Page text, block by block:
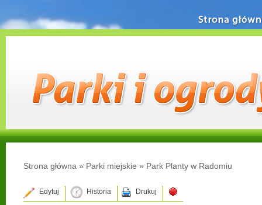
Strona główna » Parki miejskie » Park Planty w Radomiu
Edytuj Historia Drukuj
Strona główna